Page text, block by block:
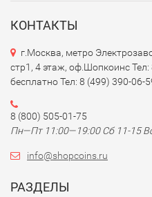
изображения известных
в 1000 рупий изображены
важные культурные
### 3.
- Шриланкийские
подделок, включая:
- Защитные полосы и
КОНТАКТЫ
г.Москва, метро
стр1, 4 этаж, оф.Шопкоинс
бесплатно Тел: 8 (499) 390-06-
8 (800) 505-01-75
Пн—Пт 11:00—19:00 Сб 11-15
info@shopcoins.ru
РАЗДЕЛЫ